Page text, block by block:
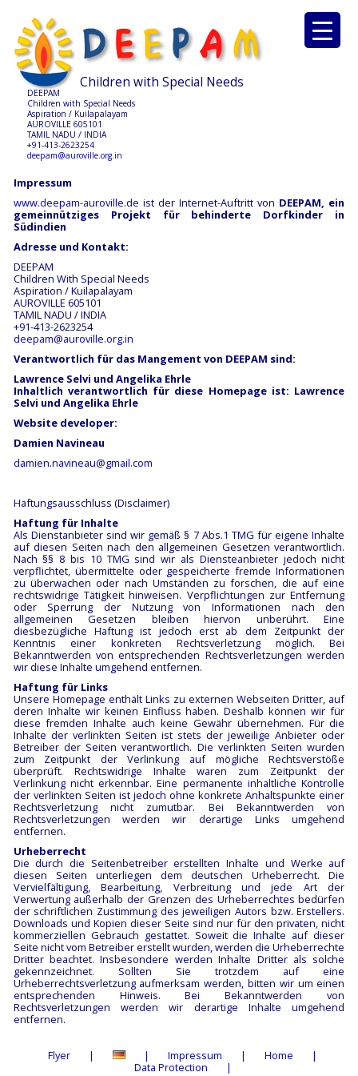
Children with Special Needs
DEEPAM
Children with Special Needs
Aspiration / Kuilapalayam
AUROVILLE 605101
TAMIL NADU / INDIA
+91-413-2623254
deepam@auroville.org.in
Impressum
www.deepam-auroville.de ist der Internet-Auftritt von DEEPAM, ein
gemeinnützigesProjekt für behinderte Dorfkinder in
Südindien
Adresse und Kontakt:
DEEPAM
Children With Special Needs
Aspiration / Kuilapalayam
AUROVILLE 605101
TAMIL NADU / INDIA
+91-413-2623254
deepam@auroville.org.in
Verantwortlich für das Mangement von DEEPAM sind:
Lawrence Selvi und Angelika Ehrle
Inhaltlich verantwortlich für diese Homepage ist: Lawrence
Selvi und Angelika Ehrle
Website developer:
Damien Navineau
damien.navineau@gmail.com
Haftungsausschluss (Disclaimer)
Haftung für Inhalte
Als Dienstanbieter sind wir gemäß § 7 Abs.1 TMG für eigene Inhalte
auf diesen Seiten nach den allgemeinen Gesetzen verantwortlich.
Nach §§ 8 bis 10 TMG sind wir als Diensteanbieter jedoch nicht
verpflichtet, übermittelte oder gespeicherte fremde Informationen
zu überwachen oder nach Umständen zu forschen, die auf eine
rechtswidrige Tätigkeit hinweisen. Verpflichtungen zur Entfernung
oder Sperrung der Nutzung von Informationen nach den
allgemeinen Gesetzen bleiben hiervon unberührt. Eine
diesbezügliche Haftung ist jedoch erst ab dem Zeitpunkt der
Kenntnis einer konkreten Rechtsverletzung möglich. Bei
Bekanntwerden von entsprechenden Rechtsverletzungen werden
wir diese Inhalte umgehend entfernen.
Haftung für Links
Unsere Homepage enthält Links zu externen Webseiten Dritter, auf
deren Inhalte wir keinen Einfluss haben. Deshalb können wir für
diese fremden Inhalte auch keine Gewähr übernehmen. Für die
Inhalte der verlinkten Seiten ist stets der jeweilige Anbieter oder
Betreiber der Seiten verantwortlich. Die verlinkten Seiten wurden
zum Zeitpunkt der Verlinkung auf mögliche Rechtsverstöße
überprüft. Rechtswidrige Inhalte waren zum Zeitpunkt der
Verlinkung nicht erkennbar. Eine permanente inhaltliche Kontrolle
der verlinkten Seiten ist jedoch ohne konkrete Anhaltspunkte einer
Rechtsverletzung nicht zumutbar. Bei Bekanntwerden von
Rechtsverletzungen werden wir derartige Links umgehend
entfernen.
Urheberrecht
Die durch die Seitenbetreiber erstellten Inhalte und Werke auf
diesen Seiten unterliegen dem deutschen Urheberrecht. Die
Vervielfältigung, Bearbeitung, Verbreitung und jede Art der
Verwertung außerhalb der Grenzen des Urheberrechtes bedürfen
der schriftlichen Zustimmung des jeweiligen Autors bzw. Erstellers.
Downloads und Kopien dieser Seite sind nur für den privaten, nicht
kommerziellen Gebrauch gestattet. Soweit die Inhalte auf dieser
Seite nicht vom Betreiber erstellt wurden, werden die Urheberrechte
Dritter beachtet. Insbesondere werden Inhalte Dritter als solche
gekennzeichnet. Sollten Sie trotzdem auf eine
Urheberrechtsverletzung aufmerksam werden, bitten wir um einen
entsprechenden Hinweis. Bei Bekanntwerden von
Rechtsverletzungen werden wir derartige Inhalte umgehend
entfernen.
Flyer Impressum
Home
Data Protection